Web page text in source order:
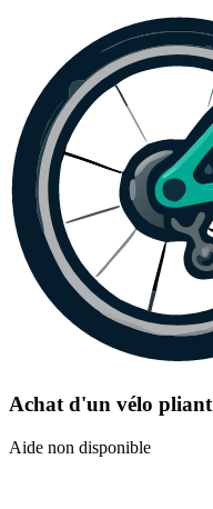
Achat d'un vélo pliant
Aide non disponible